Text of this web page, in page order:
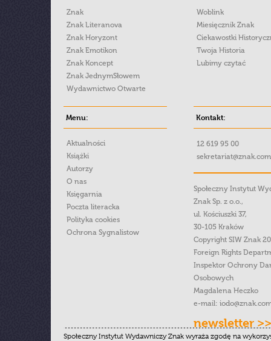
Znak
Znak Literanova
Znak Horyzont
Znak Emotikon
Znak Koncept
Znak JednymSłowem
Wydawnictwo Otwarte
Woblink
Miesięcznik Znak
Ciekawostki
Twoja Historia
Lubimy czytać
Menu:
Aktualności
Książki
Autorzy
O nas
Księgarnia
Poczta literacka
Polityka cookies
Ochrona Sygnalistow
Kontakt:
12 619 95 00
Społeczny Instytut
Znak Sp. z o.o.,
ul. Kościuszki 37,
30-105 Kraków
Copyright SIW Znak
Foreign Rights
Inspektor Ochrony
Osobowych
Magdalena Heczko
e-mail:
newsletter >>
Społeczny Instytut Wydawniczy Znak wyraża zgodę na